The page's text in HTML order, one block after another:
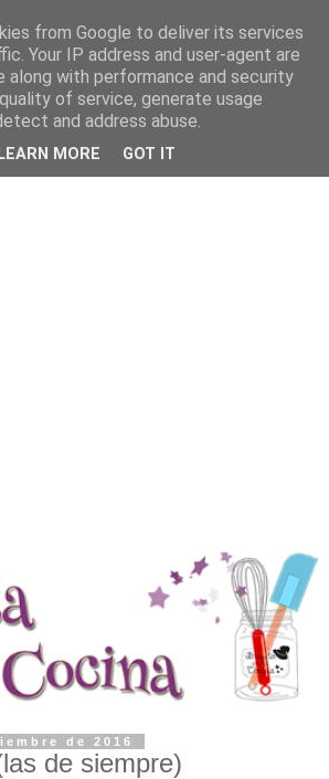
de 2016
de siempre)
from Google to deliver its services
Your IP address and user-agent are
along with performance and security
of service, generate usage
and address abuse.
LEARN MORE GOT IT